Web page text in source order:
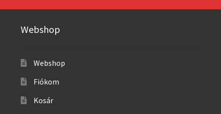
Webshop
Webshop
Fiókom
Kosár